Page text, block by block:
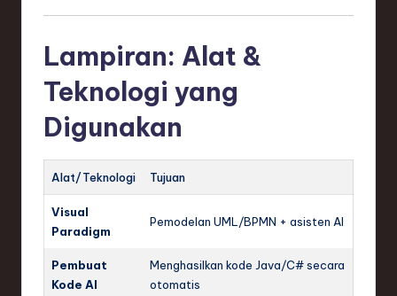
Lampiran: Alat &
Teknologi yang
Digunakan
Alat/Teknologi Tujuan
Visual
Paradigm
Pemodelan UML/BPMN + asisten AI
Pembuat
Kode AI
Menghasilkan kode Java/C# secara
otomatis